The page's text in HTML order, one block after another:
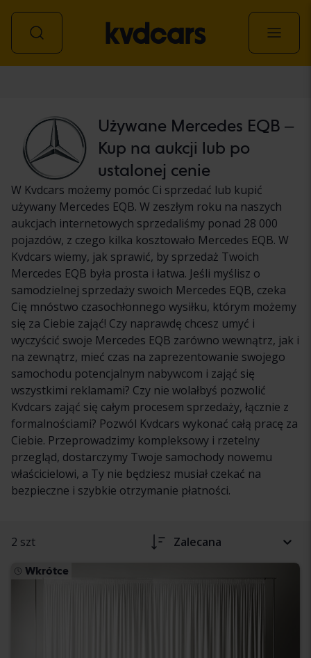
Używane Mercedes EQB –
Kup na aukcji lub po
ustalonej cenie
W Kvdcars możemy pomóc Ci sprzedać lub kupić
używany Mercedes EQB. W zeszłym roku na naszych
aukcjach internetowych sprzedaliśmy ponad 28 000
pojazdów, z czego kilka kosztowało Mercedes EQB. W
Kvdcars wiemy, jak sprawić, by sprzedaż Twoich
Mercedes EQB była prosta i łatwa. Jeśli myślisz o
samodzielnej sprzedaży swoich Mercedes EQB, czeka
Cię mnóstwo czasochłonnego wysiłku, którym możemy
się za Ciebie zająć! Czy naprawdę chcesz umyć i
wyczyścić swoje Mercedes EQB zarówno wewnątrz, jak i
na zewnątrz, mieć czas na zaprezentowanie swojego
samochodu potencjalnym nabywcom i zająć się
wszystkimi reklamami? Czy nie wolałbyś pozwolić
Kvdcars zająć się całym procesem sprzedaży, łącznie z
formalnościami? Pozwól Kvdcars wykonać całą pracę za
Ciebie. Przeprowadzimy kompleksowy i rzetelny
przegląd, dostarczymy Twoje samochody nowemu
właścicielowi, a Ty nie będziesz musiał czekać na
bezpieczne i szybkie otrzymanie płatności.
2 szt Zalecana
Wkrótce